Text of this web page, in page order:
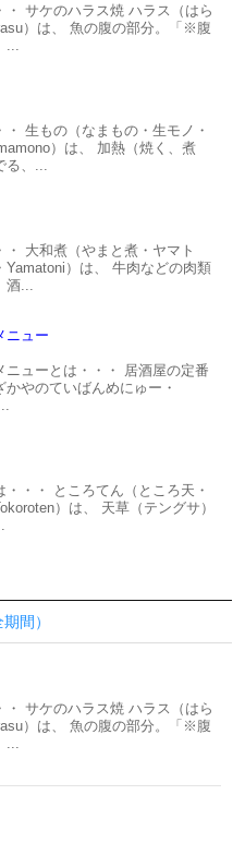
・ サケのハラス焼 ハラス（はら
）は、 魚の腹の部分。「※腹
・ 生もの（なまもの・生モノ・
）は、 加熱（焼く、煮
、...
・ 大和煮（やまと煮・ヤマト
Yamatoni）は、 牛肉などの肉類
...
ニュー
ニューとは・・・ 居酒屋の定番
かやのていばんめにゅー・
・・・ ところてん（ところ天・
）は、 天草（テングサ）
間）
・ サケのハラス焼 ハラス（はら
）は、 魚の腹の部分。「※腹